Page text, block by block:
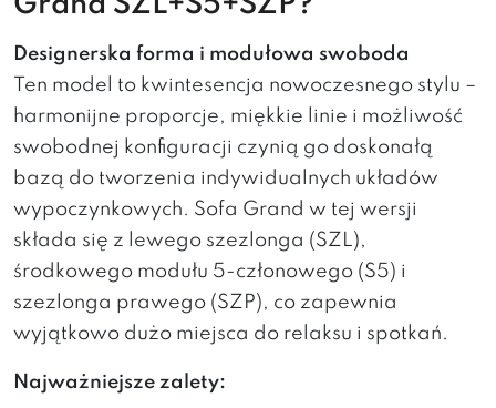
Designerska forma i modułowa swoboda
Ten model to kwintesencja nowoczesnego stylu –
harmonijne proporcje, miękkie linie i możliwość
swobodnej konfiguracji czynią go doskonałą
bazą do tworzenia indywidualnych układów
wypoczynkowych. Sofa Grand w tej wersji
składa się z lewego szezlonga (SZL),
środkowego modułu 5-członowego (S5) i
szezlonga prawego (SZP), co zapewnia
wyjątkowo dużo miejsca do relaksu i spotkań.
Najważniejsze zalety: